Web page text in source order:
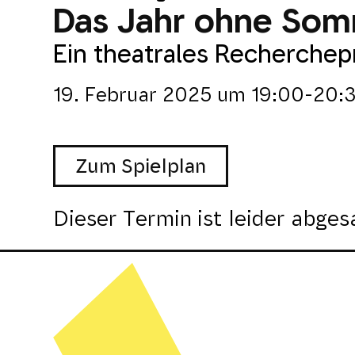
Das Jahr ohne
Ein theatrales
19. Februar 2025 um 19:00-
Zum Spielplan
Dieser Termin ist leider